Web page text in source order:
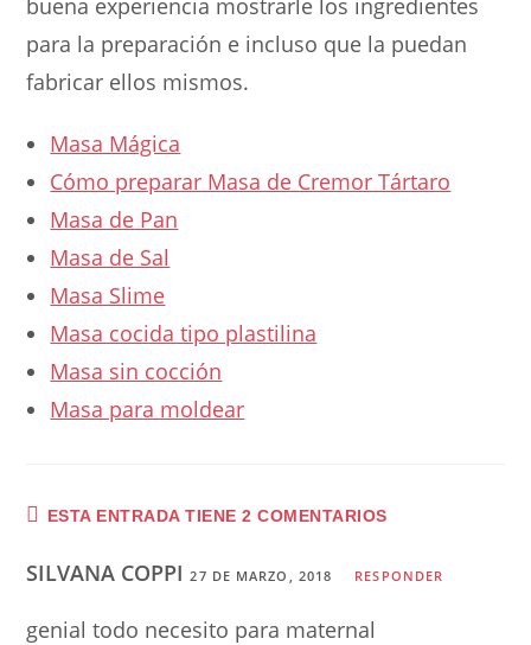
buena experiencia mostrarle los ingredientes
para la preparación e incluso que la puedan
fabricar ellos mismos.
Masa Mágica
Cómo preparar Masa de Cremor Tártaro
Masa de Pan
Masa de Sal
Masa Slime
Masa cocida tipo plastilina
Masa sin cocción
Masa para moldear
ESTA ENTRADA TIENE 2 COMENTARIOS
SILVANA COPPI27 DE MARZO, 2018 RESPONDER
genial todo necesito para maternal